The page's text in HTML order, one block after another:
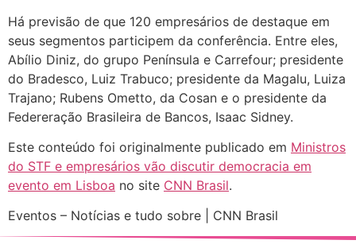
Há previsão de que 120 empresários de destaque em
seus segmentos participem da conferência. Entre eles,
Abílio Diniz, do grupo Península e Carrefour; presidente
do Bradesco, Luiz Trabuco; presidente da Magalu, Luiza
Trajano; Rubens Ometto, da Cosan e o presidente da
Federeração Brasileira de Bancos, Isaac Sidney.
Este conteúdo foi originalmente publicado em Ministros
do STF e empresários vão discutir democracia em
evento em Lisboa no site CNN Brasil.
Eventos – Notícias e tudo sobre | CNN Brasil